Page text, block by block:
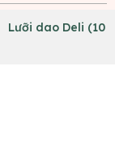
Lưỡi dao Deli (10